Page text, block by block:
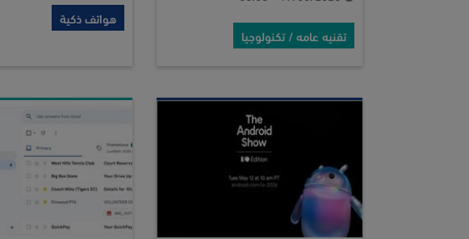
تقنيه عامه / تكنولوجيا
هواتف ذكية